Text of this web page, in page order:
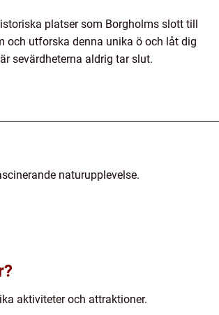
platser som Borgholms slott till
och utforska denna unika ö och låt dig
sevärdheterna aldrig tar slut.
naturupplevelse.
aktiviteter och attraktioner.